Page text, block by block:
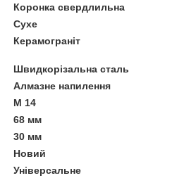
Коронка свердлильна
Сухе
Керамограніт
Швидкорізальна сталь
Алмазне напилення
М 14
68 мм
30 мм
Новий
Універсальне